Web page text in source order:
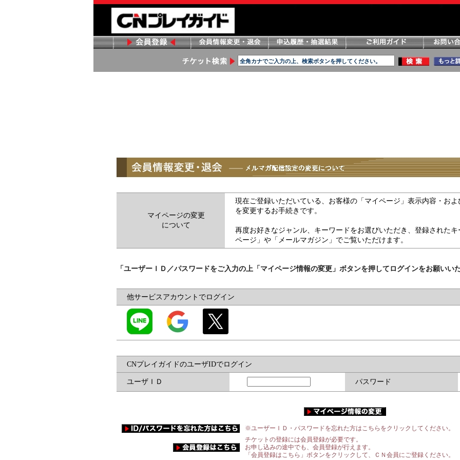
マイページの変更
について
現在ご登録いただいている、お客様の「マイページ」表示内容・お
を変更するお手続きです。
再度お好きなジャンル、キーワードをお選びいただき、登録された
ページ」や「メールマガジン」でご覧いただけます。
「ユーザーＩＤ／パスワードをご入力の上「マイページ情報の変更」ボタンを押してログインをお願いいた
他サービスアカウントでログイン
CNプレイガイドのユーザIDでログイン
ユーザＩＤ パスワード
※ユーザーＩＤ・パスワードを忘れた方はこちらをクリックしてください。
チケットの登録には会員登録が必要です。
お申し込みの途中でも、会員登録が行えます。
「会員登録はこちら」ボタンをクリックして、ＣＮ会員にご登録ください。